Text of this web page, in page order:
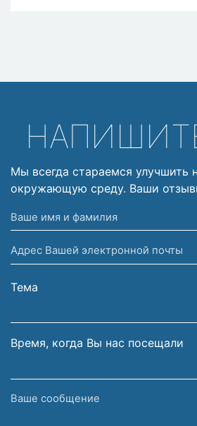
Мы всегда стараемся улучшить
окружающую среду. Ваши
Ваше
имя
и
фамилия
Адрес
Вашей
электронной
Тема
Время, когда Вы нас посещали
Ваше